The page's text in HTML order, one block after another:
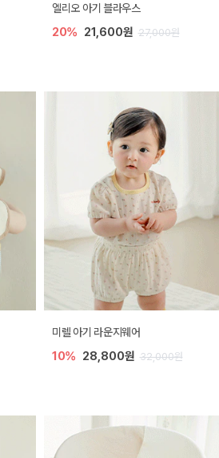
엘리오 아기 블라우스
20% 21,600원 27,000원
미렐 아기 라운지웨어
10% 28,800원 32,000원